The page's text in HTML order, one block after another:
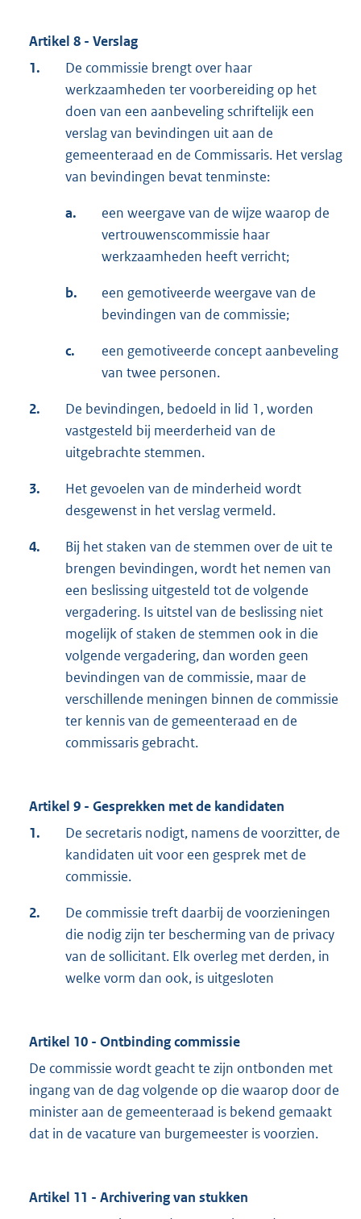
Artikel 8 - Verslag
1.
De commissie brengt over haar
werkzaamheden ter voorbereiding op het
doen van een aanbeveling schriftelijk een
verslag van bevindingen uit aan de
gemeenteraad en de Commissaris. Het verslag
van bevindingen bevat tenminste:
a.
een weergave van de wijze waarop de
vertrouwenscommissie haar
werkzaamheden heeft verricht;
b.
een gemotiveerde weergave van de
bevindingen van de commissie;
c.
een gemotiveerde concept aanbeveling
van twee personen.
2.
De bevindingen, bedoeld in lid 1, worden
vastgesteld bij meerderheid van de
uitgebrachte stemmen.
3.
Het gevoelen van de minderheid wordt
desgewenst in het verslag vermeld.
4.
Bij het staken van de stemmen over de uit te
brengen bevindingen, wordt het nemen van
een beslissing uitgesteld tot de volgende
vergadering. Is uitstel van de beslissing niet
mogelijk of staken de stemmen ook in die
volgende vergadering, dan worden geen
bevindingen van de commissie, maar de
verschillende meningen binnen de commissie
ter kennis van de gemeenteraad en de
commissaris gebracht.
Artikel 9 - Gesprekken met de kandidaten
1.
De secretaris nodigt, namens de voorzitter, de
kandidaten uit voor een gesprek met de
commissie.
2.
De commissie treft daarbij de voorzieningen
die nodig zijn ter bescherming van de privacy
van de sollicitant. Elk overleg met derden, in
welke vorm dan ook, is uitgesloten
Artikel 10 - Ontbinding commissie
De commissie wordt geacht te zijn ontbonden met
ingang van de dag volgende op die waarop door de
minister aan de gemeenteraad is bekend gemaakt
dat in de vacature van burgemeester is voorzien.
Artikel 11 - Archivering van stukken